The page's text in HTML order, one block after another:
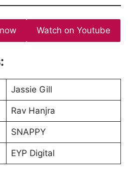
Watch on Youtube
Jassie Gill
Rav Hanjra
SNAPPY
EYP Digital